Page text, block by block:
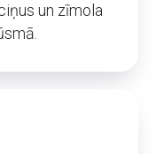
un zīmola